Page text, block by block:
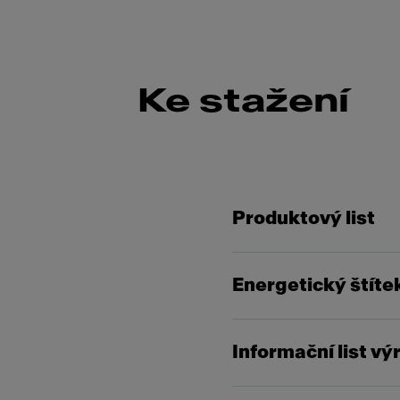
Ke stažení
Produktový list
Energetický
Informační list